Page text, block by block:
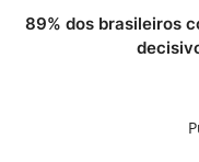
89% dos brasileiros